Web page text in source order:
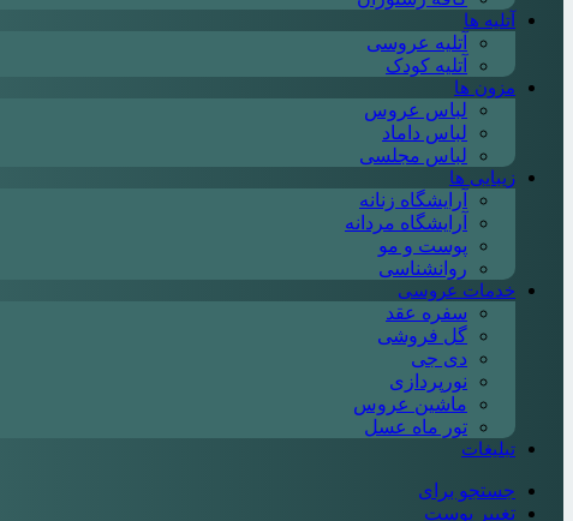
آتلیه ها
آتلیه عروسی
آتلیه کودک
مزون ها
لباس عروس
لباس داماد
لباس مجلسی
زیبایی ها
آرایشگاه زنانه
آرایشگاه مردانه
پوست و مو
روانشناسی
خدمات عروسی
سفره عقد
گل فروشی
دی جی
نورپردازی
ماشین عروس
تور ماه عسل
تبلیغات
جستجو برای
تغییر پوست